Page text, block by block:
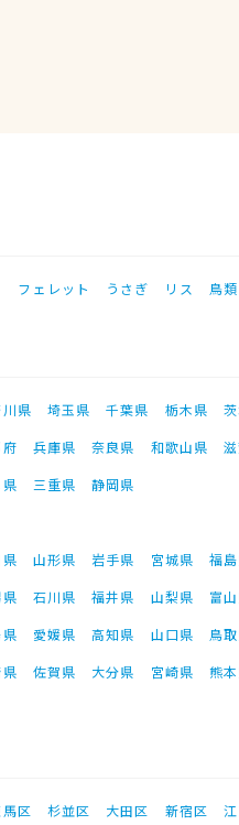
フェレット うさぎ リス 鳥類
県 埼玉県 千葉県 栃木県
兵庫県 奈良県 和歌山県
三重県
静岡県
山形県 岩手県 宮城県
福
石川県 福井県 山梨県
富
愛媛県 高知県 山口県 鳥
佐賀県 大分県 宮崎県 熊
区 杉並区 大田区 新宿区